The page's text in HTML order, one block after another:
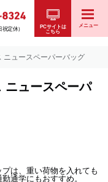
定休）
PCサイトは
こちら
メニュー
ニュースペーパーバッグ
ニュースペーパ
は、重い荷物を入れても
通学にもおすすめ。